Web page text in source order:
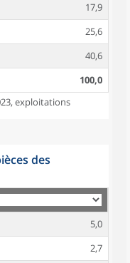
17,9
25,6
40,6
100,0
exploitations
des
5,0
2,7